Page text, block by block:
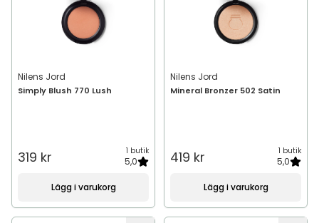
Nilens Jord
Simply Blush 770 Lush
319 kr 1 butik
5,0
Lägg i varukorg
Nilens Jord
Mineral Bronzer 502 Satin
419 kr 1 butik
5,0
Lägg i varukorg